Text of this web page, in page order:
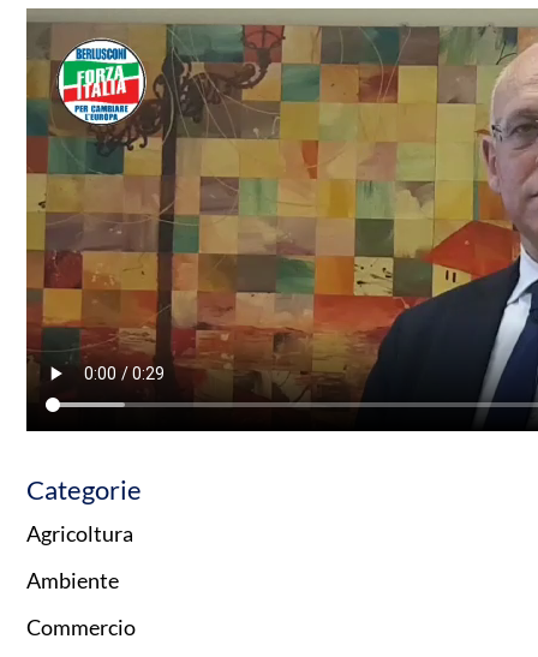
Categorie
Agricoltura
Ambiente
Commercio